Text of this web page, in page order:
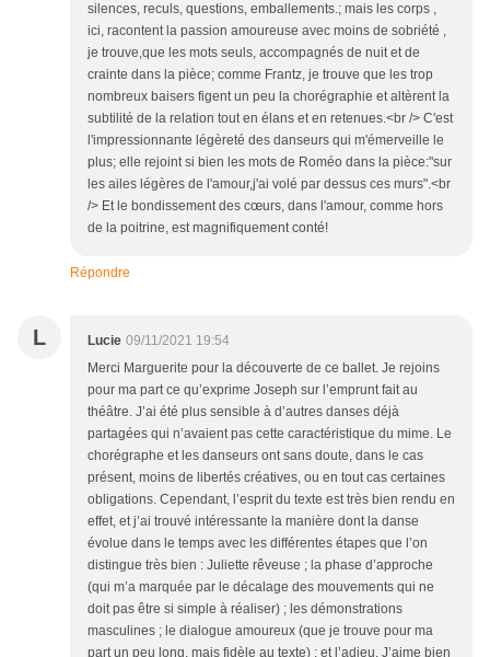
silences, reculs, questions, emballements.; mais les corps ,
ici, racontent la passion amoureuse avec moins de sobriété ,
je trouve,que les mots seuls, accompagnés de nuit et de
crainte dans la pièce; comme Frantz, je trouve que les trop
nombreux baisers figent un peu la chorégraphie et altèrent la
subtilité de la relation tout en élans et en retenues.<br /> C'est
l'impressionnante légèreté des danseurs qui m'émerveille le
plus; elle rejoint si bien les mots de Roméo dans la pièce:"sur
les ailes légères de l'amour,j'ai volé par dessus ces murs".<br
/> Et le bondissement des cœurs, dans l'amour, comme hors
de la poitrine, est magnifiquement conté!
Répondre
L Lucie 09/11/2021 19:54
Merci Marguerite pour la découverte de ce ballet. Je rejoins
pour ma part ce qu’exprime Joseph sur l’emprunt fait au
théâtre. J’ai été plus sensible à d’autres danses déjà
partagées qui n’avaient pas cette caractéristique du mime. Le
chorégraphe et les danseurs ont sans doute, dans le cas
présent, moins de libertés créatives, ou en tout cas certaines
obligations. Cependant, l’esprit du texte est très bien rendu en
effet, et j’ai trouvé intéressante la manière dont la danse
évolue dans le temps avec les différentes étapes que l’on
distingue très bien : Juliette rêveuse ; la phase d’approche
(qui m’a marquée par le décalage des mouvements qui ne
doit pas être si simple à réaliser) ; les démonstrations
masculines ; le dialogue amoureux (que je trouve pour ma
part un peu long, mais fidèle au texte) ; et l’adieu. J’aime bien